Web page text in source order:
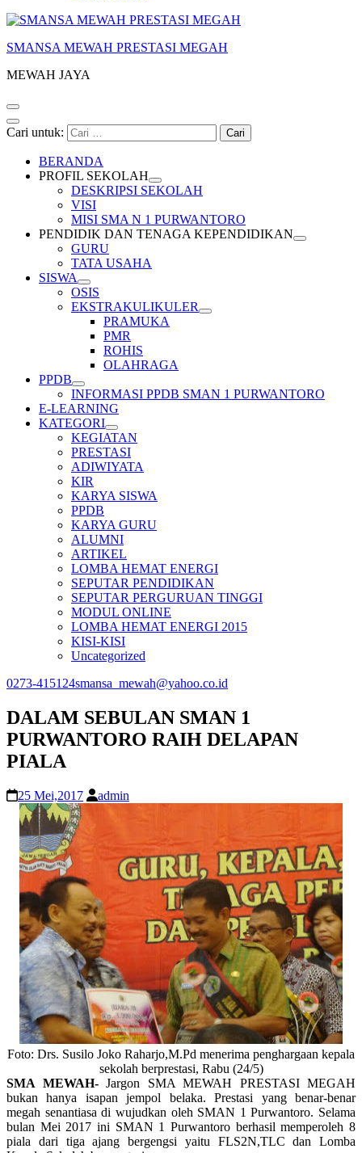
SMANSA MEWAH PRESTASI MEGAH
MEWAH JAYA
Cari untuk:
BERANDA
PROFIL SEKOLAH
DESKRIPSI SEKOLAH
VISI
MISI SMA N 1 PURWANTORO
PENDIDIK DAN TENAGA KEPENDIDIKAN
GURU
TATA USAHA
SISWA
OSIS
EKSTRAKULIKULER
PRAMUKA
PMR
ROHIS
OLAHRAGA
PPDB
INFORMASI PPDB SMAN 1 PURWANTORO
E-LEARNING
KATEGORI
KEGIATAN
PRESTASI
ADIWIYATA
KIR
KARYA SISWA
PPDB
KARYA GURU
ALUMNI
ARTIKEL
LOMBA HEMAT ENERGI
SEPUTAR PENDIDIKAN
SEPUTAR PERGURUAN TINGGI
MODUL ONLINE
LOMBA HEMAT ENERGI 2015
KISI-KISI
Uncategorized
0273-415124smansa_mewah@yahoo.co.id
DALAM SEBULAN SMAN 1
PURWANTORO RAIH DELAPAN
PIALA
25 Mei,2017 admin
Foto: Drs. Susilo Joko Raharjo,M.Pd menerima penghargaan kepala
sekolah berprestasi, Rabu (24/5)
SMA MEWAH-Jargon SMA MEWAH PRESTASI MEGAH
bukan hanya isapan jempol belaka. Prestasi yang benar-benar
megah senantiasa di wujudkan oleh SMAN 1 Purwantoro. Selama
bulan Mei 2017 ini SMAN 1 Purwantoro berhasil memperoleh 8
piala dari tiga ajang bergengsi yaitu FLS2N,TLC dan Lomba